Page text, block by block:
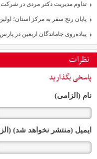
تداوم مدیریت دکتر مردی در
پایان رنج سفر به مرکز استان؛
پیاده‌روی جاماندگان اربعین در
نظرات
پاسخی بگذارید
نام (الزامی)
ایمیل (منتشر نخواهد شد)